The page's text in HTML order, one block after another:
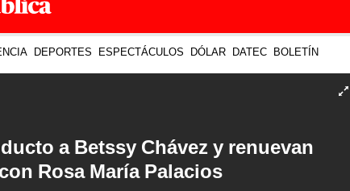
DEPORTES ESPECTÁCULOS DÓLAR DATEC BOLETÍN
a Betssy Chávez y renuevan
Rosa María Palacios